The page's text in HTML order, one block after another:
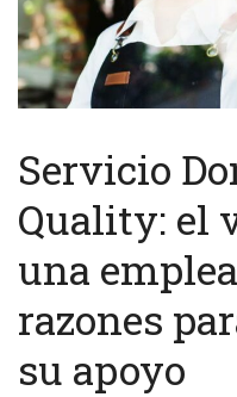
Servicio
Quality: el
una
razones
su apoyo